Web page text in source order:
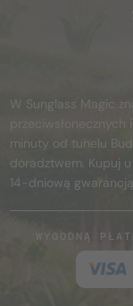
W Sunglass Magic
przeciwsłonecznych
minuty od tunelu
doradztwem. Kupuj
14-dniową
WYGODNĄ